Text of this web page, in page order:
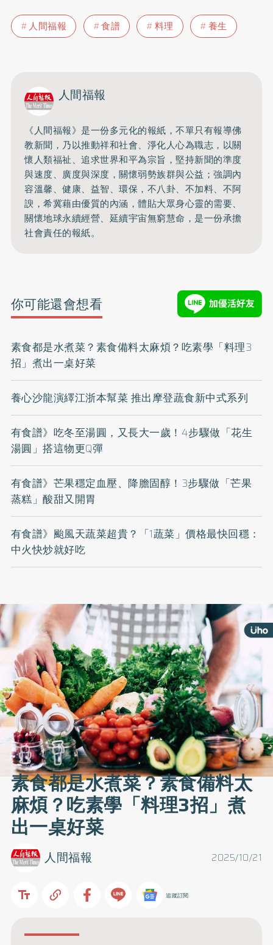
人間福報 食譜 料理 養生
人間福報
《人間福報》是一份多元化的報紙，不單只有報導佛
教新聞，乃以推動祥和社會、淨化人心為職志，以關
懷人類福祉、追求世界和平為宗旨，堅持新聞的準度
與速度、廣度與深度，關懷弱勢族群與公益；強調內
容溫馨、健康、益智、環保，不八卦、不加料、不阿
諛，希冀藉由優質的內涵，體貼大眾身心靈的需要、
關懷地球永續經營、延續宇宙無窮慧命，是一份承擔
社會責任的報紙。
你可能還會想看
素食都是水煮菜？素食備料太麻煩？吃素學「料理3
招」煮出一桌好菜
養心沙龍演繹江浙本幫菜 推出摩登蔬食新中式系列
有食譜》吃冬至湯圓，又長大一歲！4步驟做「花生
湯圓」搭這物更Q彈
有食譜》芒果穩定血壓、降膽固醇！3步驟做「芒果
蒸糕」酸甜又開胃
有食譜》颱風天蔬菜超貴？「1蔬菜」價格最快回穩：
中火快炒就好吃
素食都是水煮菜？素食備料太
麻煩？吃素學「料理3招」煮
出一桌好菜
2025/10/21
人間福報
追蹤訂閱